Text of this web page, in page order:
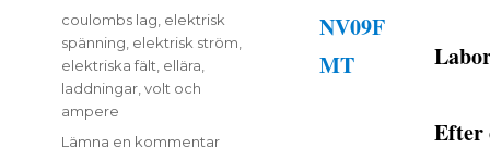
Efter
Etiketter
coulombs lag elektrisk
spänning elektrisk ström
elektriska fält ellära
laddningar, volt och
ampere
Lämna en kommentartill